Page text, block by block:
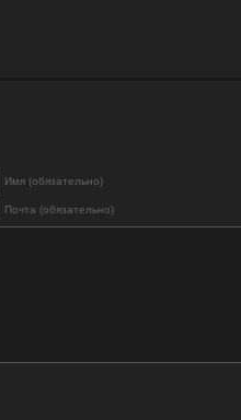
Имя (обязательно)
Почта (обязательно)